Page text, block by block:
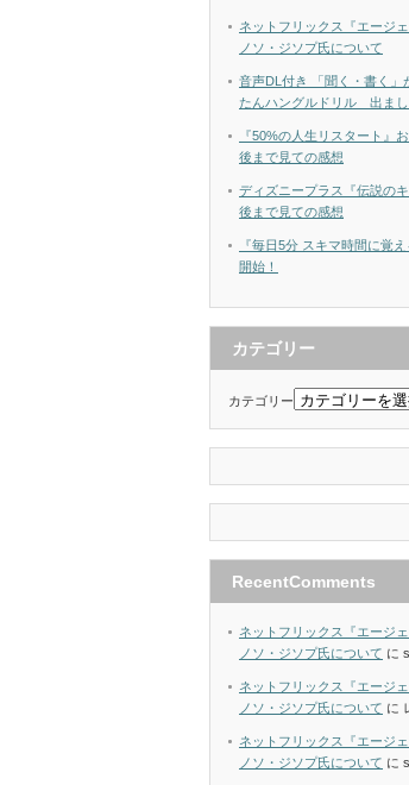
ネットフリックス『エージ
ノソ・ジソプ氏について
音声DL付き 「聞く・書く」
たんハングルドリル 出まし
『50%の人生リスタート』
後まで見ての感想
ディズニープラス『伝説の
後まで見ての感想
『毎日5分 スキマ時間に覚
開始！
カテゴリー
カテゴリー
RecentComments
ネットフリックス『エージ
ノソ・ジソプ氏について に
ネットフリックス『エージ
ノソ・ジソプ氏について に
ネットフリックス『エージ
ノソ・ジソプ氏について に